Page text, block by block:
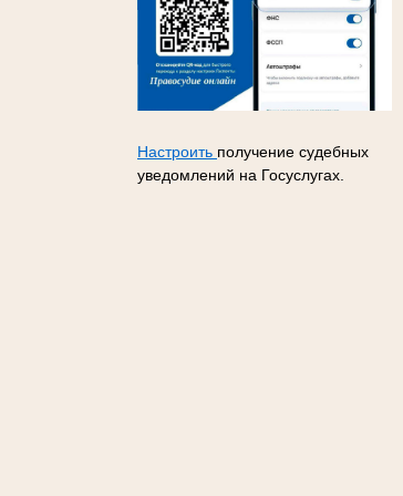
Настроить получение судебных
уведомлений на Госуслугах.